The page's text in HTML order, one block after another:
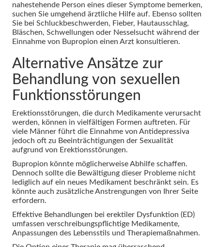
nahestehende Person eines dieser Symptome bemerken,
suchen Sie umgehend ärztliche Hilfe auf. Ebenso sollten
Sie bei Schluckbeschwerden, Fieber, Hautausschlag,
Bläschen, Schwellungen oder Nesselsucht während der
Einnahme von Bupropion einen Arzt konsultieren.
Alternative Ansätze zur
Behandlung von sexuellen
Funktionsstörungen
Erektionsstörungen, die durch Medikamente verursacht
werden, können in vielfältigen Formen auftreten. Für
viele Männer führt die Einnahme von Antidepressiva
jedoch oft zu Beeinträchtigungen der Sexualität
aufgrund von Erektionsstörungen.
Bupropion könnte möglicherweise Abhilfe schaffen.
Dennoch sollte die Bewältigung dieser Probleme nicht
lediglich auf ein neues Medikament beschränkt sein. Es
könnte auch zusätzliche Anstrengungen von Ihrer Seite
erfordern.
Effektive Behandlungen bei erektiler Dysfunktion (ED)
umfassen verschreibungspflichtige Medikamente,
Anpassungen des Lebensstils und Therapiemaßnahmen.